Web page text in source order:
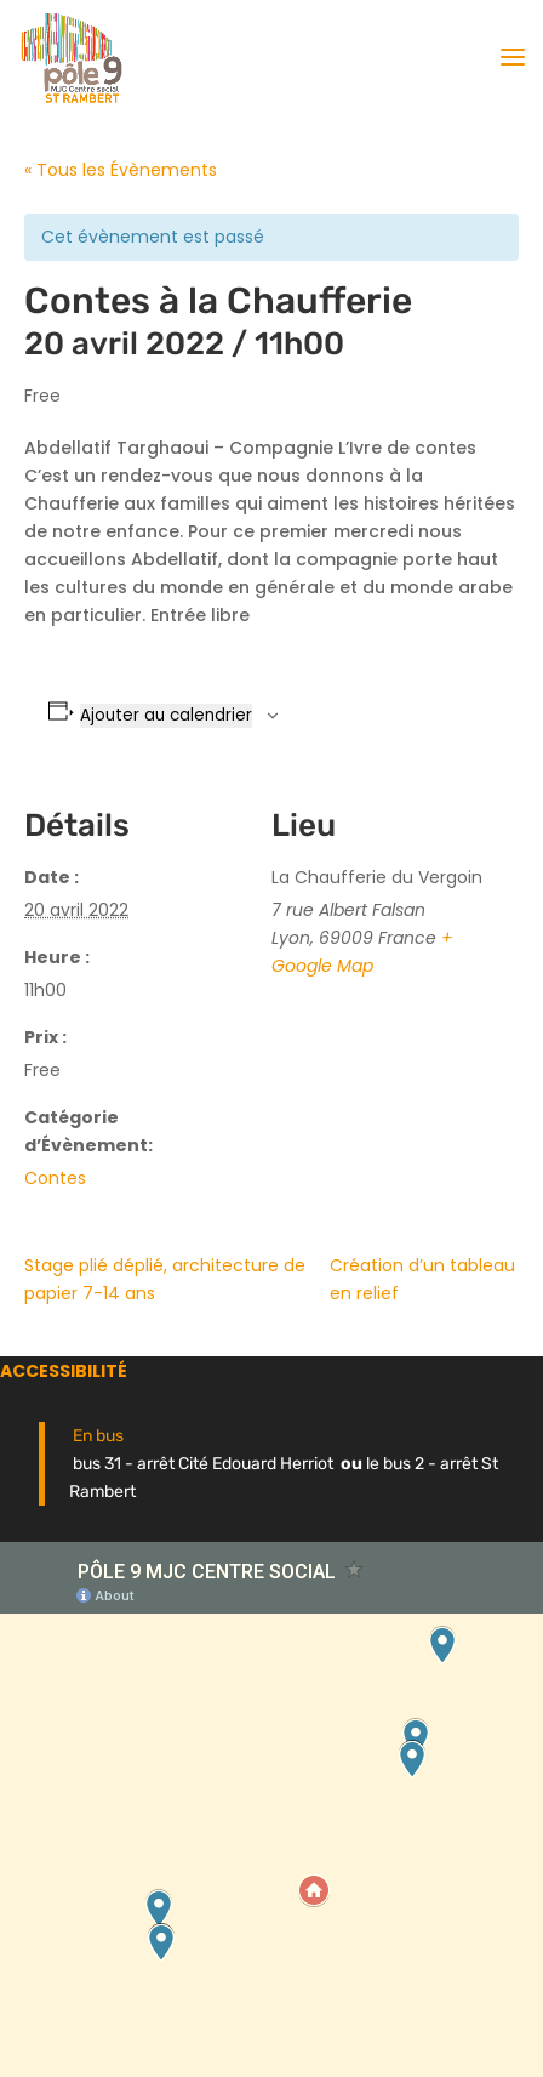
« Tous les Évènements
Cet évènement est passé
Contes à la Chaufferie
20 avril 2022 / 11h00
Free
Abdellatif Targhaoui – Compagnie L’Ivre de contes
C’est un rendez-vous que nous donnons à la
Chaufferie aux familles qui aiment les histoires héritées
de notre enfance. Pour ce premier mercredi nous
accueillons Abdellatif, dont la compagnie porte haut
les cultures du monde en générale et du monde arabe
en particulier. Entrée libre
Ajouter au calendrier
Détails
Date :
20 avril 2022
Heure :
11h00
Prix :
Free
Catégorie
d’Évènement:
Contes
Lieu
La Chaufferie du Vergoin
7 rue Albert Falsan
Lyon, 69009 France +
Google Map
Stage plié déplié, architecture de
papier 7-14 ans
Création d’un tableau
en relief
ACCESSIBILITÉ
En bus
bus 31 - arrêt Cité Edouard Herriot ou le bus 2 - arrêt St
Rambert